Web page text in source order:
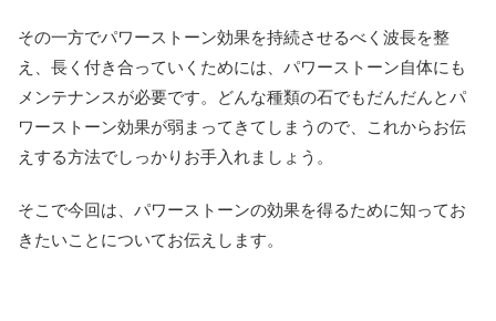
その一方でパワーストーン効果を持続させるべく波長を整
え、長く付き合っていくためには、パワーストーン自体にも
メンテナンスが必要です。どんな種類の石でもだんだんとパ
ワーストーン効果が弱まってきてしまうので、これからお伝
えする方法でしっかりお手入れましょう。
そこで今回は、パワーストーンの効果を得るために知ってお
きたいことについてお伝えします。